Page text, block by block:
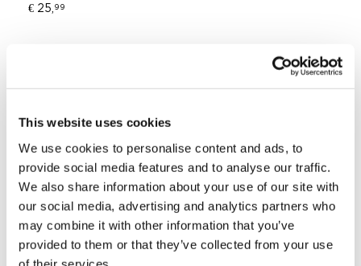
This website uses cookies
We use cookies to personalise content and ads, to
provide social media features and to analyse our traffic.
We also share information about your use of our site with
our social media, advertising and analytics partners who
may combine it with other information that you’ve
provided to them or that they’ve collected from your use
€ 25, 99
Non-slip EVA foam pattern, permet un
Aileron de clic sans outil de 9 "
Boitier US pour une position idéale de la
dérive
Bouchon de purge d'air automatique
Channels pour un meilleur contrôle de la
vitesse et une meilleure stabilité
Économiseur de rail pour une protection
supplémentaire